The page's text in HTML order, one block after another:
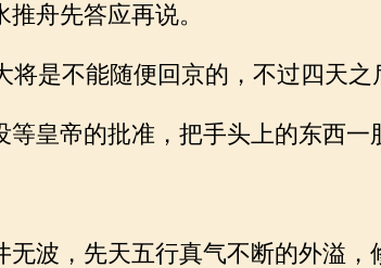
舟先答应再说。
是不能随便回京的，不过四天之
皇帝的批准，把手头上的东西
波，先天五行真气不断的外溢，